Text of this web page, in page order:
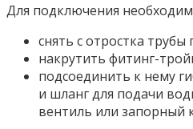
Для подключения
снять с отростка
накрутить фитинг-
подсоединить к нему
и шланг для подачи
вентиль или запорный